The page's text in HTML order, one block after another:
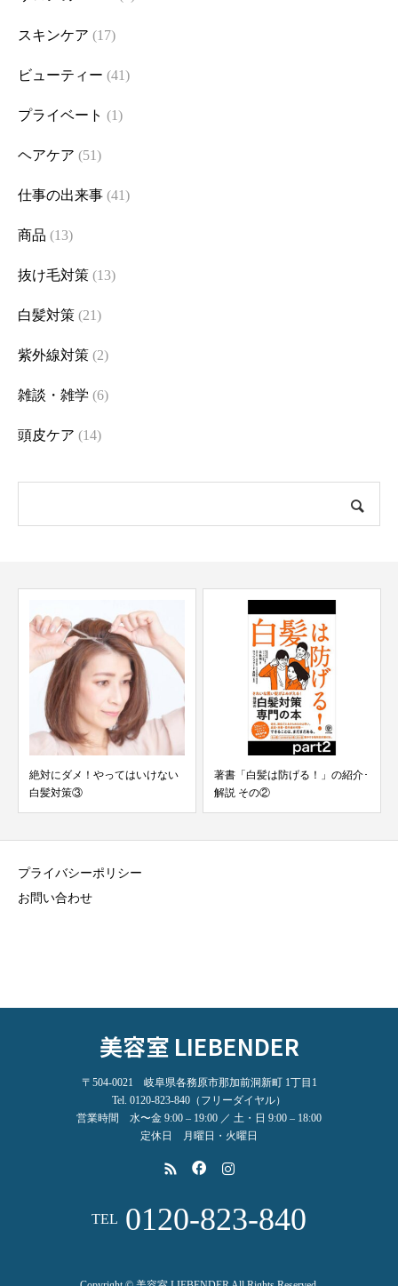
スキンケア (17)
ビューティー (41)
プライベート (1)
ヘアケア (51)
仕事の出来事 (41)
商品 (13)
抜け毛対策 (13)
白髪対策 (21)
紫外線対策 (2)
雑談・雑学 (6)
頭皮ケア (14)
絶対にダメ！やってはいけない
白髪対策③
著書「白髪は防げる！」の紹介･
解説 その②
プライバシーポリシー
お問い合わせ
美容室 LIEBENDER
〒504-0021 岐阜県各務原市那加前洞新町 1丁目1
Tel. 0120-823-840（フリーダイヤル）
営業時間 水〜金 9:00 – 19:00 ／ 土・日 9:00 – 18:00
定休日 月曜日・火曜日
TEL 0120-823-840